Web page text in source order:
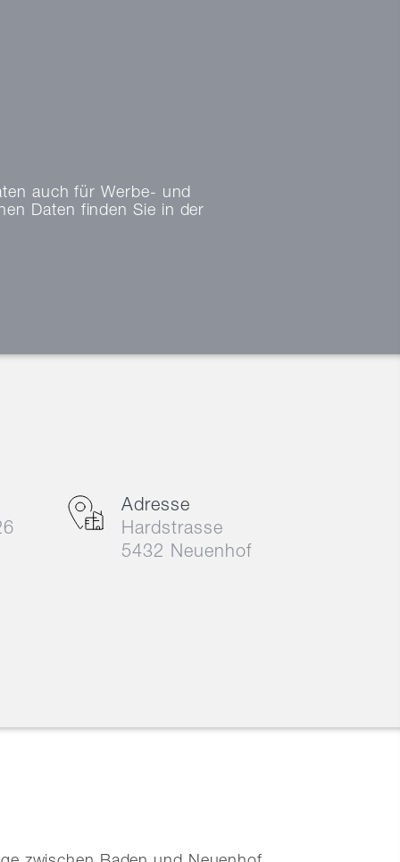
auch für Werbe- und
Daten finden Sie in der
Adresse
Hardstrasse
5432 Neuenhof